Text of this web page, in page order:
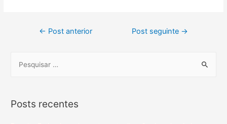
← Post anterior Post seguinte →
Posts recentes